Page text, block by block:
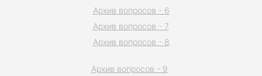
Архив вопросов - 6
Архив вопросов - 7
Архив вопросов - 8
Архив вопросов - 9